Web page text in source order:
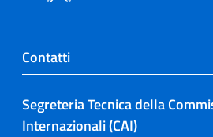
Contatti
Segreteria Tecnica della
Internazionali (CAI)